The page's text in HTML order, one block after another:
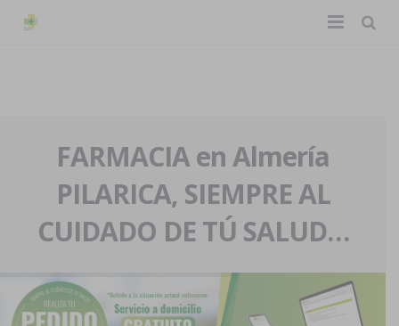
La farmacia
Nuestra historia
Nuestro equipo
Eventos
Servicios y reservas
Pedidos express
Blog
FARMACIA en Almería
PILARICA, SIEMPRE AL
CUIDADO DE TÚ SALUD…